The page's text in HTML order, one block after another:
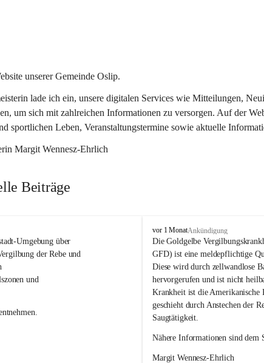
unserer Gemeinde Oslip.
lade ich ein, unsere digitalen Services wie Mitteilungen,
um sich mit zahlreichen Informationen zu versorgen. Auf der
sportlichen Leben, Veranstaltungstermine sowie aktuelle
Margit Wennesz-Ehrlich
Beiträge
Umgebung über
der Rebe und
und
O
s
l
i
p
vor 1 MonatAnkündigung
Die Goldgelbe
GFD) ist eine meldepflichtige
Diese wird durch zellwandlose
hervorgerufen und ist nicht
Krankheit ist die Amerikanische
geschieht durch Anstechen der
Saugtätigkeit.
Nähere Informationen sind dem
Margit Wennesz-Ehrlich